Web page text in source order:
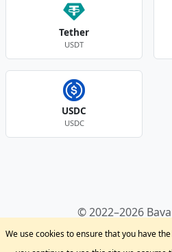
Tether
USDT
USDC
USDC
© 2022–2026
Kryptowährungen
Krypto Blog
We use cookies to ensure that you have